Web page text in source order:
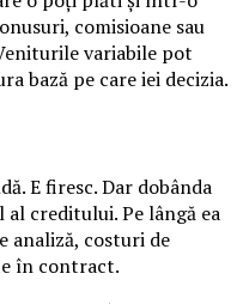
comisioane sau
variabile pot
bază pe care iei decizia.
E firesc. Dar dobânda
creditului. Pe lângă ea
analiză, costuri de
în contract.